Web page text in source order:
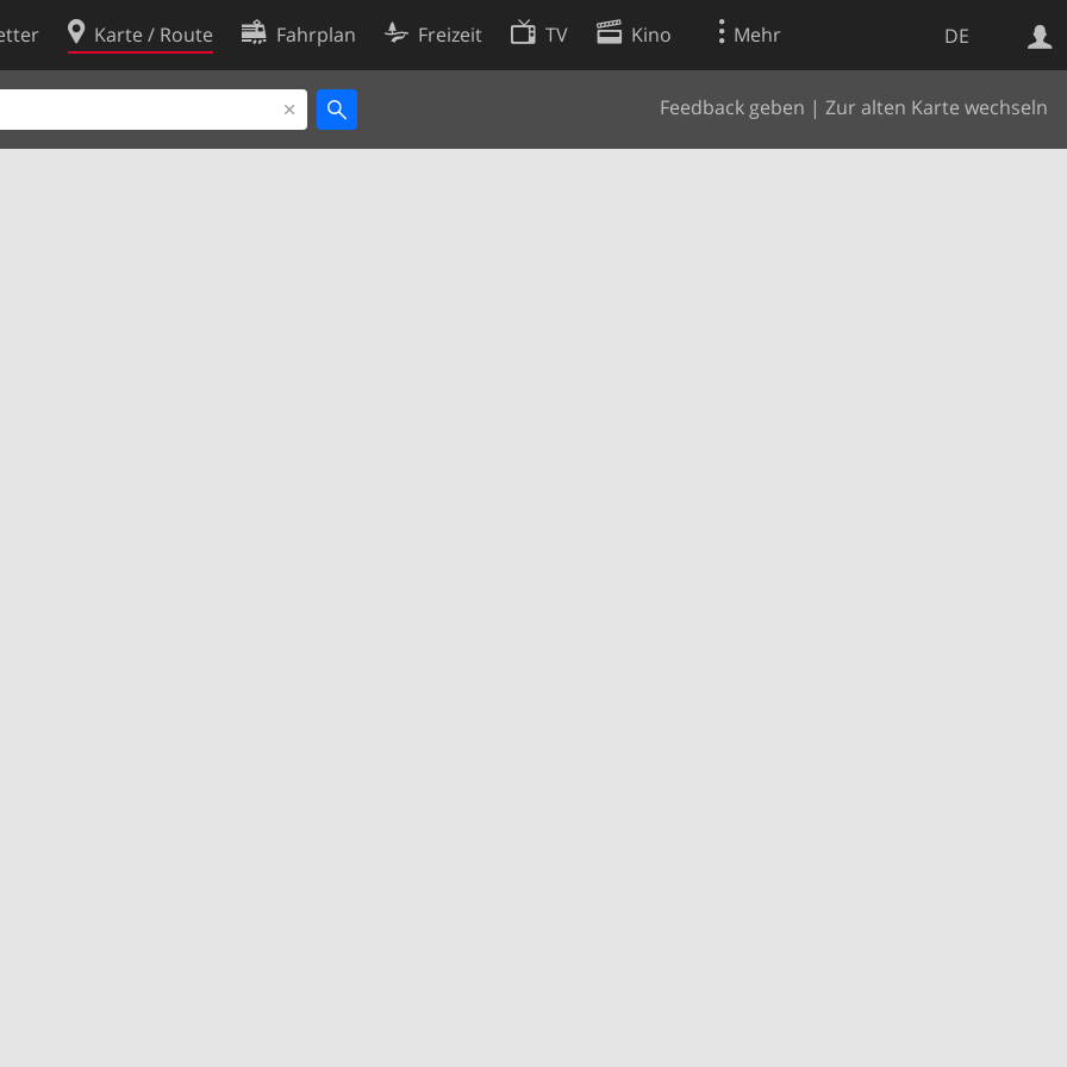
DE
Karte / Route Fahrplan Freizeit TV Kino Mehr
Feedback geben | Zur alten Karte wechseln
Websuche
Cookie-Richtlinie
Cookie-Einstellungen